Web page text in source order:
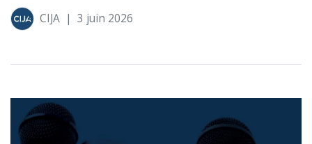
CIJA | 3 juin 2026